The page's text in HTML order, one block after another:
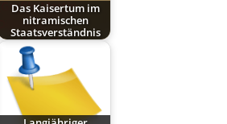
Das Kaisertum im
nitramischen
Staatsverständnis